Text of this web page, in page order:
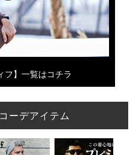
フ】一覧はコチラ
ーデアイテム